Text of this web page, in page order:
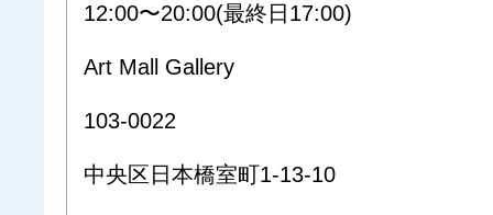
12:00〜20:00(最終日17:00)
Art Mall Gallery
103-0022
中央区日本橋室町1-13-10